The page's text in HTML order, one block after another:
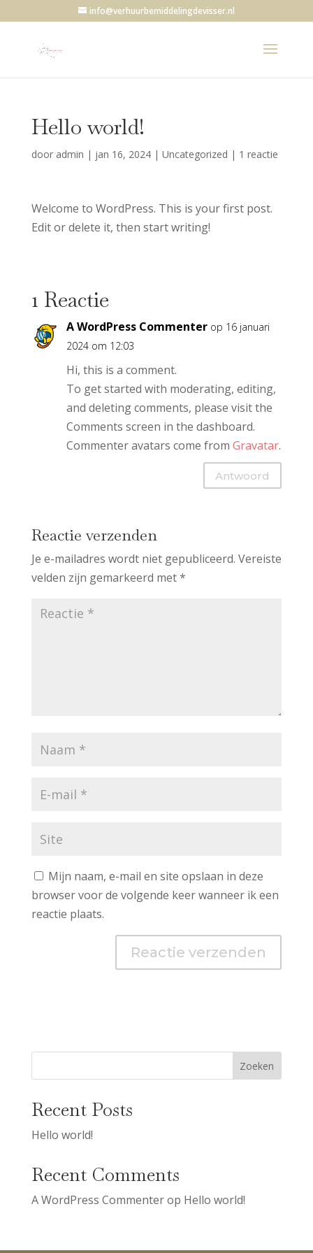
info@verhuurbemiddelingdevisser.nl
Hello world!
door admin | jan 16, 2024| Uncategorized | 1 reactie
Welcome to WordPress. This is your first post.
Edit or delete it, then start writing!
1 Reactie
A WordPress Commenter op 16 januari
2024 om 12:03
Hi, this is a comment.
To get started with moderating, editing,
and deleting comments, please visit the
Comments screen in the dashboard.
Commenter avatars come from Gravatar.
Antwoord
Reactie verzenden
Je e-mailadres wordt niet gepubliceerd. Vereiste
velden zijn gemarkeerd met*
Mijn naam, e-mail en site opslaan in deze
browser voor de volgende keer wanneer ik een
reactie plaats.
Zoeken
Recent Posts
Hello world!
Recent Comments
A WordPress Commenterop Hello world!